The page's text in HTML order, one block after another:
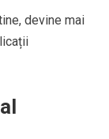
devine mai